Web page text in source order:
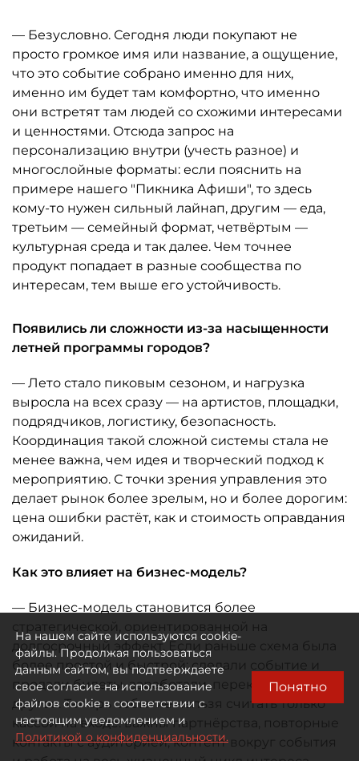
— Безусловно. Сегодня люди покупают не
просто громкое имя или название, а ощущение,
что это событие собрано именно для них,
именно им будет там комфортно, что именно
они встретят там людей со схожими интересами
и ценностями. Отсюда запрос на
персонализацию внутри (учесть разное) и
многослойные форматы: если пояснить на
примере нашего "Пикника Афиши", то здесь
кому-то нужен сильный лайнап, другим — еда,
третьим — семейный формат, четвёртым —
культурная среда и так далее. Чем точнее
продукт попадает в разные сообщества по
интересам, тем выше его устойчивость.
Появились ли сложности из-за насыщенности
летней программы городов?
— Лето стало пиковым сезоном, и нагрузка
выросла на всех сразу — на артистов, площадки,
подрядчиков, логистику, безопасность.
Координация такой сложной системы стала не
менее важна, чем идея и творческий подход к
мероприятию. С точки зрения управления это
делает рынок более зрелым, но и более дорогим:
цена ошибки растёт, как и стоимость оправдания
ожиданий.
Как это влияет на бизнес-модель?
— Бизнес-модель становится более
стратегической, ориентированной на
долгосрочный эффект. Если раньше схема была
более простой и быстрой: сделали событие и
продали билеты, заработали, переключились на
другое. Теперь событие нельзя считать только
кассой на входе: важны партнёрства, повторные
контакты с аудиторией, контент вокруг события
На нашем сайте используются cookie-
файлы. Продолжая пользоваться
данным сайтом, вы подтверждаете
свое согласие на использование
файлов cookie в соответствии с
настоящим уведомлением и
Политикой о конфиденциальности.
Понятно